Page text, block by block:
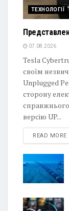
ТЕХНОЛОГІЇ
07.08.2026
Tesla
своїм
Unplugged
сторону
версію UP...
READ MORE